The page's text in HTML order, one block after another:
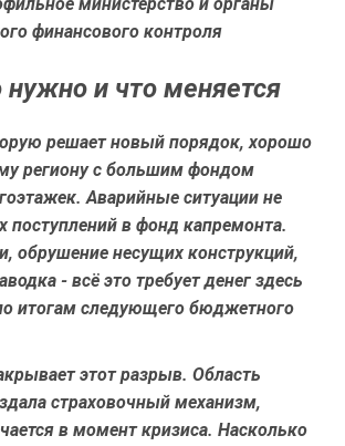
финансового контроля
нужно и что меняется
решает новый порядок, хорошо
региону с большим фондом
Аварийные ситуации не
поступлений в фонд капремонта.
обрушение несущих конструкций,
- всё это требует денег здесь
итогам следующего бюджетного
этот разрыв. Область
страховочный механизм,
в момент кризиса. Насколько